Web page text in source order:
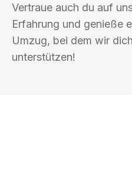
Vertraue auch du auf
Erfahrung und genieße
Umzug, bei dem wir
unterstützen!